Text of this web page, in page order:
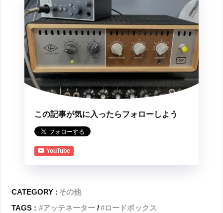
この記事が気に入ったらフォローしよう
YouTube
CATEGORY : その他
TAGS :
アッテネーター ロードボックス